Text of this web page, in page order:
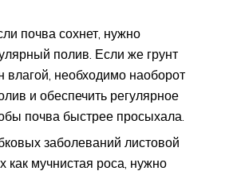
почва сохнет, нужно
полив. Если же грунт
необходимо наоборот
и обеспечить регулярное
почва быстрее просыхала.
заболеваний листовой
как мучнистая роса, нужно